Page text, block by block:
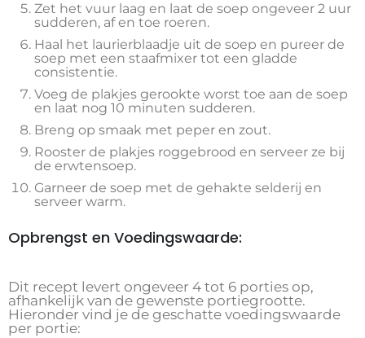
Zet het vuur laag en laat de soep ongeveer 2 uur
sudderen, af en toe roeren.
Haal het laurierblaadje uit de soep en pureer de
soep met een staafmixer tot een gladde
consistentie.
Voeg de plakjes gerookte worst toe aan de soep
en laat nog 10 minuten sudderen.
Breng op smaak met peper en zout.
Rooster de plakjes roggebrood en serveer ze bij
de erwtensoep.
Garneer de soep met de gehakte selderij en
serveer warm.
Opbrengst en Voedingswaarde:
Dit recept levert ongeveer 4 tot 6 porties op,
afhankelijk van de gewenste portiegrootte.
Hieronder vind je de geschatte voedingswaarde
per portie: